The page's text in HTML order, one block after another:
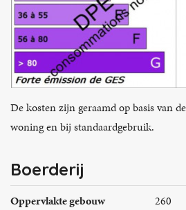
De kosten zijn geraamd op basis van
woning en bij standaardgebruik.
Boerderij
Oppervlakte gebouw
260